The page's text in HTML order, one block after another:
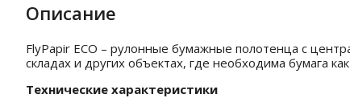
Описание
FlyPapir ECO – рулонные бумажные полотенца с
складах и других объектах, где необходима бумага
Технические характеристики